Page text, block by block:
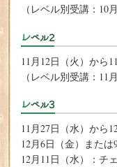
（レベル別受講：10
レベル2
11月12日（火）から
（レベル別受講：11
レベル3
11月27日（水）から
12月6日（金）また
12月11日（水）：チ